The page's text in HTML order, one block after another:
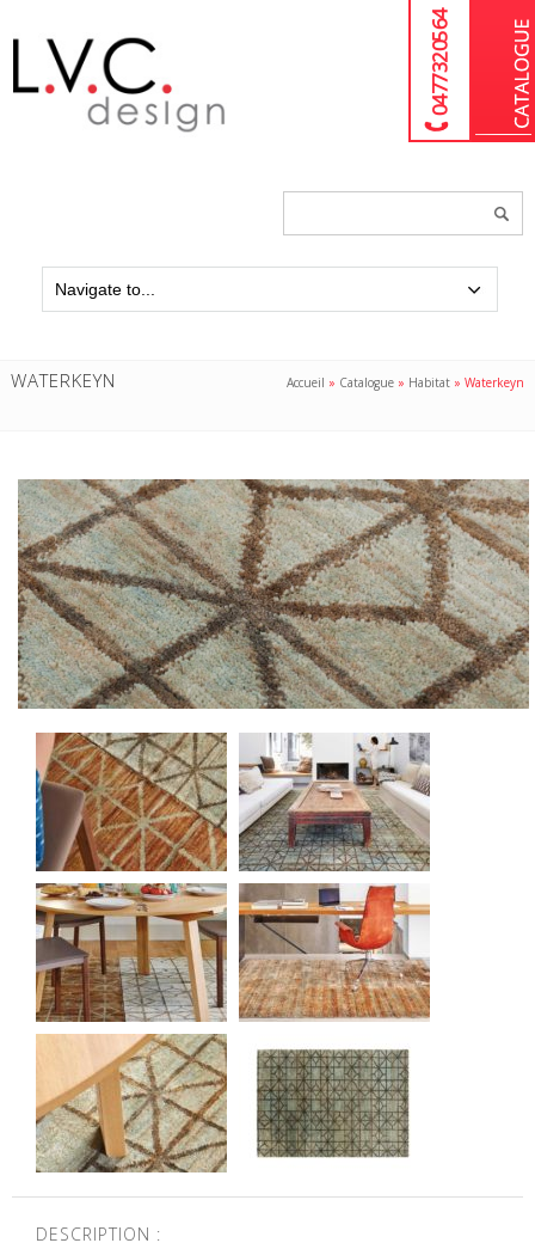
04 77 32 05 64
WATERKEYN Accueil » Catalogue » Habitat »Waterkeyn
DESCRIPTION :